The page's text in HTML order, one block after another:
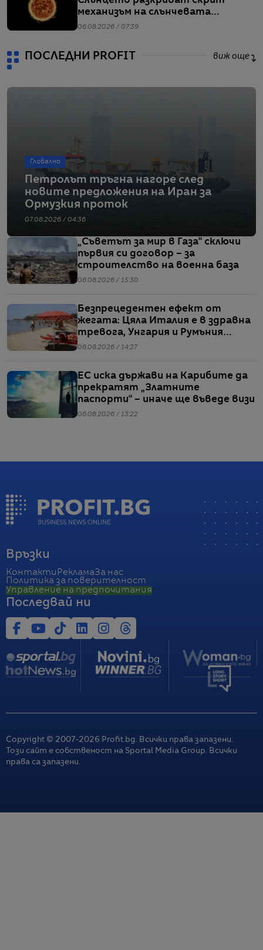
механизъм на слънчевата
активност
06.08.2026 / 07:39
ПОСЛЕДНИ PROFIT виж още
Глобално
Петролът тръгна нагоре след
новите предложения на Иран за
Ормузкия проток
07.08.2026 / 04:36
„Съветът за мир в Газа“ сключи
първия си договор – за
строителство на военна база
06.08.2026 / 15:30
Безпрецедентен ефект от
жегата: Цяла Италия е в здравна
тревога, Унгария и Румъния
пестят електричество
06.08.2026 / 14:27
ЕС иска държави на Карибите да
прекратят „Златните
паспорти“ – иначе ще въведе визи
06.08.2026 / 13:22
Връзки
Контакти РекламаЗа нас
Политика за поверителност
Управление на предпочитания
Последвай ни
Copyright © 2007-2026 Profit.bg. Всички права запазени.
Този сайт е собственост на Sportal Media Group. Всички
права са запазени.